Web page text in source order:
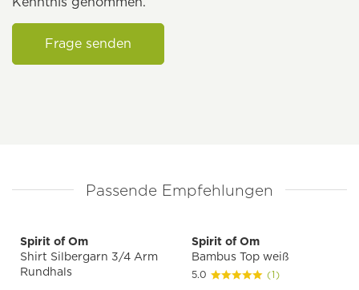
Frage senden
Passende Empfehlungen
Spirit of Om
Shirt Silbergarn 3/4 Arm
Rundhals
Spirit of Om
Bambus Top weiß
5.0 (1)